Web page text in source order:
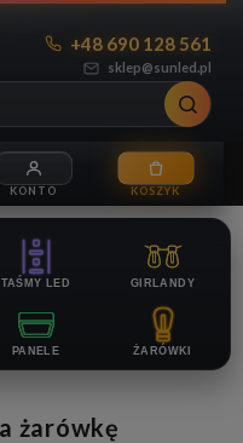
sklep@sunled.pl
+48 690 128 561
TAŚMY LED GIRLANDY
PANELE ŻARÓWKI